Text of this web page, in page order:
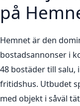
på
Hemnet är den
bostadsannonser i
48 bostäder till salu,
fritidshus. Utbudet
med objekt i såväl